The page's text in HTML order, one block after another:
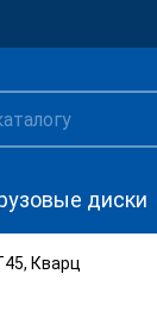
диски
Кварц